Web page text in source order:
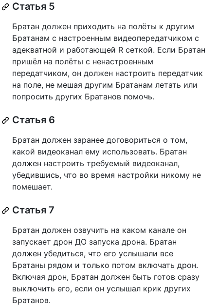
Статья 5
Братан должен приходить на полёты к другим
Братанам с настроенным видеопередатчиком с
адекватной и работающей R сеткой. Если Братан
пришёл на полёты с ненастроенным
передатчиком, он должен настроить передатчик
на поле, не мешая другим Братанам летать или
попросить других Братанов помочь.
Статья 6
Братан должен заранее договориться о том,
какой видеоканал ему использовать. Братан
должен настроить требуемый видеоканал,
убедившись, что во время настройки никому не
помешает.
Статья 7
Братан должен озвучить на каком канале он
запускает дрон ДО запуска дрона. Братан
должен убедиться, что его услышали все
Братаны рядом и только потом включать дрон.
Включая дрон, Братан должен быть готов сразу
выключить его, если он услышал крик других
Братанов.